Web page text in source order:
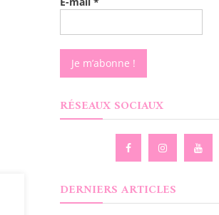
RÉSEAUX SOCIAUX
DERNIERS ARTICLES